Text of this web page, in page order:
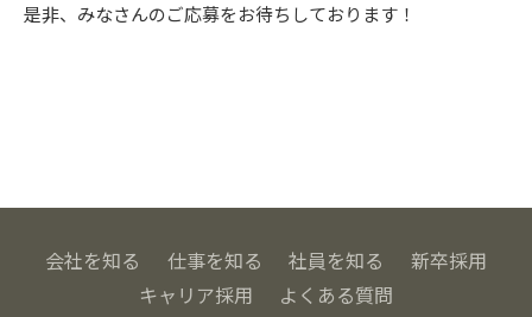
是非、みなさんのご応募をお待ちしております！
会社を知る 仕事を知る 社員を知る
新卒採用
キャリア採用
よくある質問